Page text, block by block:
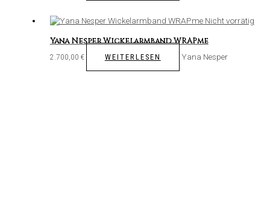
Nicht vorrätig
Yana Nesper Wickelarmband WRAPme
2.700,00 € WEITERLESEN Yana Nesper